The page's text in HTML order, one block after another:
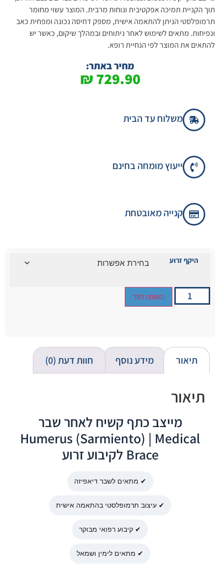
תוך הקניית תמיכה אפקטיבית ונוחות מרבית. המוצר עשוי מחומר
תרמופלסטי הניתן להתאמה אישית, מספק דחיסה נכונה ומפחית כאב
ונפיחות. מתאים לשימוש לאחר ניתוחים ובמהלך שיקום, כאשר יש
להתאים את המוצר לפי הנחיית רופא.
מחיר באתר:
729.90
₪
משלוח עד הבית
ייעוץ מומחה בחינם
קנייה מאובטחת
היקף זרוע
הוספה לסל
תיאור מידע נוסף חוות דעת (0)
תיאור
מייצב כתף קשיח לאחר שבר
Humerus (Sarmiento) | Medical
Brace לקיבוע זרוע
✔ מתאים לשבר דיאפיזה
✔ עיצוב תרמופלסטי בהתאמה אישית
✔ קיבוע רפואי מבוקר
✔ מתאים לימין ושמאל